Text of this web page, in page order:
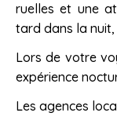
ruelles et une
tard dans la
Lors de votre
expérience
Les agences